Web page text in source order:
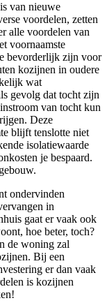
van nieuwe
voordelen, zetten
alle voordelen van
voornaamste
bevorderlijk zijn voor
kozijnen in oudere
wat
gevolg dat tocht zijn
van tocht kun
Deze
blijft tenslotte niet
isolatiewaarde
je bespaard.
ondervinden
in
gaat er vaak ook
hoe beter, toch?
de woning zal
Bij een
er dan vaak
is kozijnen